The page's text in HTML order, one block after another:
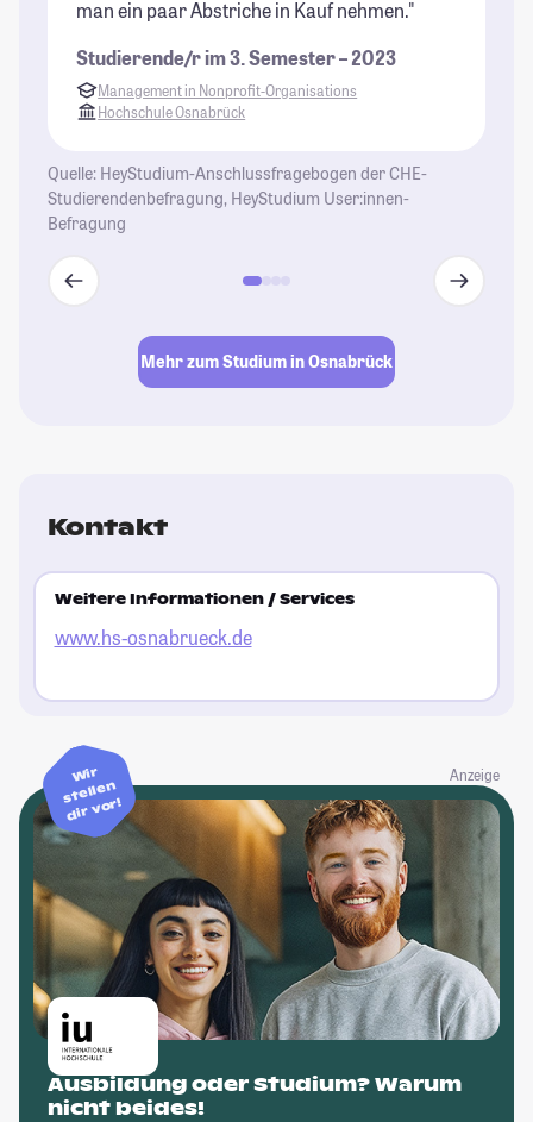
man ein paar Abstriche in Kauf nehmen."
Studierende/r im 3. Semester – 2023
Management in Nonprofit-Organisations
Hochschule Osnabrück
Quelle: HeyStudium-Anschlussfragebogen der CHE-
Studierendenbefragung, HeyStudium User:innen-
Befragung
Mehr zum Studium in Osnabrück
Kontakt
Weitere Informationen / Services
www.hs-osnabrueck.de
Anzeige
Wir
stellen
dir vor!
Ausbildung oder Studium? Warum
nicht beides!